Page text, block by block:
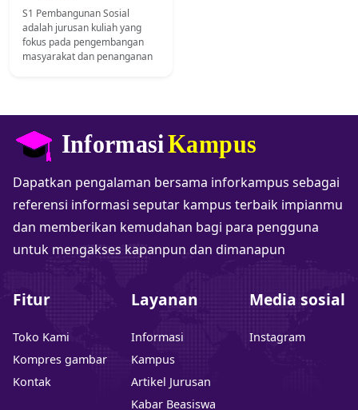
S1 Pembangunan Sosial
adalah jurusan kuliah yang
fokus pada pengembangan
masyarakat dan penanganan
menjanjikan di bidang sosial,
pemerintahan, dan organisasi.
Dapatkan pengalaman bersama inforkampus sebagai
referensi informasi seputar kampus terbaik impianmu
dan memberikan kemudahan bagi para pengguna
untuk mengakses kapanpun dan dimanapun
Fitur
Toko Kami
Kompres gambar
Kontak
Layanan
Informasi
Kampus
Artikel Jurusan
Kabar Beasiswa
Media sosial
Instagram